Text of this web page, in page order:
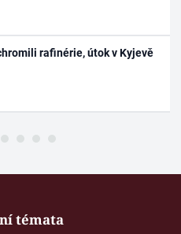
rafinérie, útok v Kyjevě
témata